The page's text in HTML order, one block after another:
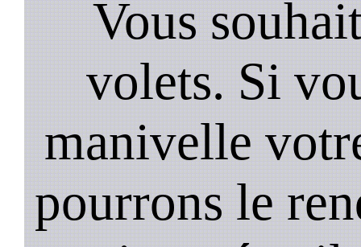
Vous
volets. Si
manivelle
pourrons le